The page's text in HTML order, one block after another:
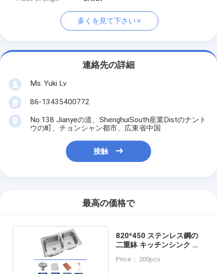
多くを見て下さい
連絡先の詳細
Ms. Yuki Lv
86-13435400772
No.138 Jianyeの道、ShenghuiSouth産業Distのナント
ウの町、チョンシャン都市、広東省中国
接触
最高の価格で
820*450 ステンレス鋼の
二重鉢 キッチンシンク 金
Price： 200pcs